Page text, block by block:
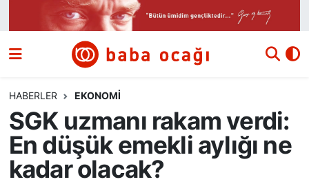
HABERLER EKONOMI
SGK uzmanı rakam verdi:
En düşük emekli aylığı ne
kadar olacak?
Siyaset
Ekonomi
Dünya
Nöbetçi Eczaneler
Namaz Vakitleri
Trafik Durumu